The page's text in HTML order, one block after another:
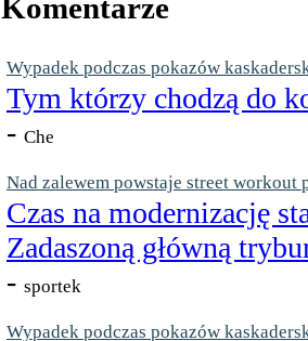
Komentarze
Wypadek podczas pokazów
Tym którzy chodzą do
- Che
Nad zalewem powstaje street workout
Czas na modernizację
Zadaszoną główną
- sportek
Wypadek podczas pokazów